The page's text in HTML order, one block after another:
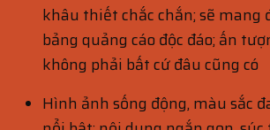
khâu thiết chắc chắn; sẽ mang
bảng quảng cáo độc đáo; ấn
không phải bất cứ đâu cũng có
Hình ảnh sống động, màu sắc